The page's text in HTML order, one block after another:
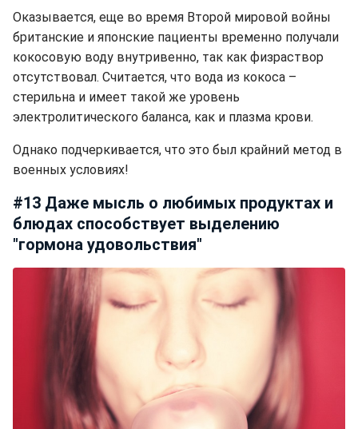
Оказывается, еще во время Второй мировой войны
британские и японские пациенты временно получали
кокосовую воду внутривенно, так как физраствор
отсутствовал. Считается, что вода из кокоса –
стерильна и имеет такой же уровень
электролитического баланса, как и плазма крови.
Однако подчеркивается, что это был крайний метод в
военных условиях!
#13 Даже мысль о любимых продуктах и
блюдах способствует выделению
"гормона удовольствия"